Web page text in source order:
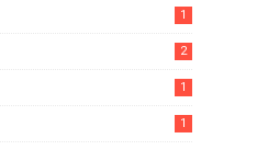
1
2
1
1